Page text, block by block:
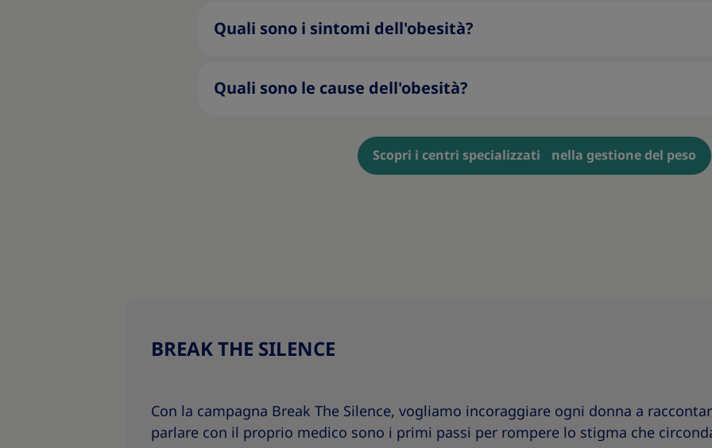
Quali sono i sintomi dell'obesità?
Quali sono le cause dell'obesità?
Scopri i centri specializzati nella gestione del peso
BREAK THE SILENCE
Con la campagna Break The Silence, vogliamo incoraggiare ogni donna a
parlare con il proprio medico sono i primi passi per rompere lo stigma che